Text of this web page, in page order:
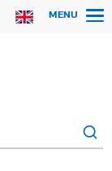
MENU